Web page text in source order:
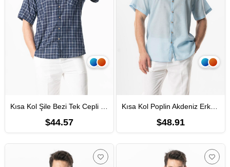
$44.57
Kısa Kol Poplin Akdeniz Erkek Yazlık Gömlek Buz Mavi Bmv
$48.91